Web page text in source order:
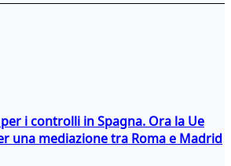
i controlli in Spagna. Ora la Ue
una mediazione tra Roma e Madrid